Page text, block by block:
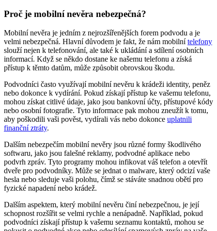
Proč je mobilní nevěra nebezpečná?
Mobilní nevěra je jedním z nejrozšířenějších forem podvodu a je
velmi nebezpečná. Hlavní důvodem je fakt, že nám mobilnítelefony
slouží nejen k telefonování, ale také k ukládání a sdílení osobních
informací. Když se někdo dostane ke našemu telefonu a získá
přístup k těmto datům, může způsobit obrovskou škodu.
Podvodníci často využívají mobilní nevěru k krádeži identity, peněz
nebo dokonce k vydírání. Pokud získají přístup ke vašemu telefonu,
mohou získat citlivé údaje, jako jsou bankovní účty, přístupové kódy
nebo osobní fotografie. Tyto informace pak mohou zneužít k tomu,
aby poškodili vaši pověst, vydírali vás nebo dokonce uplatnili
finanční ztráty.
Dalším nebezpečím mobilní nevěry jsou různé formy škodlivého
softwaru, jako jsou falešné reklamy, podvodné aplikace nebo
podvrh zpráv. Tyto programy mohou infikovat váš telefon a otevřít
dveře pro podvodníky. Může se jednat o malware, který odcizí vaše
hesla nebo sleduje vaši polohu, čímž se stáváte snadnou obětí pro
fyzické napadení nebo krádež.
Dalším aspektem, který mobilní nevěru činí nebezpečnou, je její
schopnost rozšířit se velmi rychle a nenápadně. Například, pokud
podvodníci získají přístup k vašemu seznamu kontaktů, mohou se